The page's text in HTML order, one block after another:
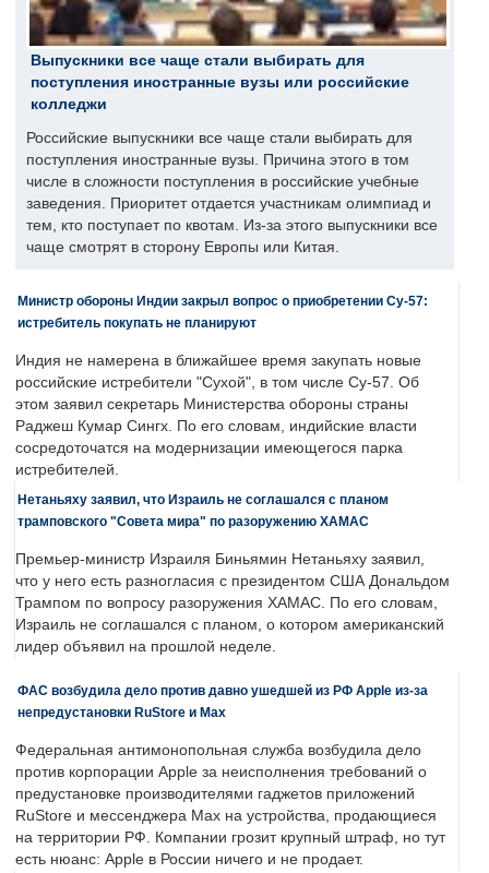
Выпускники все чаще стали выбирать для
поступления иностранные вузы или российские
колледжи
Российские выпускники все чаще стали выбирать для
поступления иностранные вузы. Причина этого в том
числе в сложности поступления в российские учебные
заведения. Приоритет отдается участникам олимпиад и
тем, кто поступает по квотам. Из-за этого выпускники все
чаще смотрят в сторону Европы или Китая.
Министр обороны Индии закрыл вопрос о приобретении Су-57:
истребитель покупать не планируют
Индия не намерена в ближайшее время закупать новые
российские истребители "Сухой", в том числе Су-57. Об
этом заявил секретарь Министерства обороны страны
Раджеш Кумар Сингх. По его словам, индийские власти
сосредоточатся на модернизации имеющегося парка
истребителей.
Нетаньяху заявил, что Израиль не соглашался с планом
трамповского "Совета мира" по разоружению ХАМАС
Премьер-министр Израиля Биньямин Нетаньяху заявил,
что у него есть разногласия с президентом США Дональдом
Трампом по вопросу разоружения ХАМАС. По его словам,
Израиль не соглашался с планом, о котором американский
лидер объявил на прошлой неделе.
ФАС возбудила дело против давно ушедшей из РФ Apple из-за
непредустановки RuStore и Max
Федеральная антимонопольная служба возбудила дело
против корпорации Apple за неисполнения требований о
предустановке производителями гаджетов приложений
RuStore и мессенджера Max на устройства, продающиеся
на территории РФ. Компании грозит крупный штраф, но тут
есть нюанс: Apple в России ничего и не продает.